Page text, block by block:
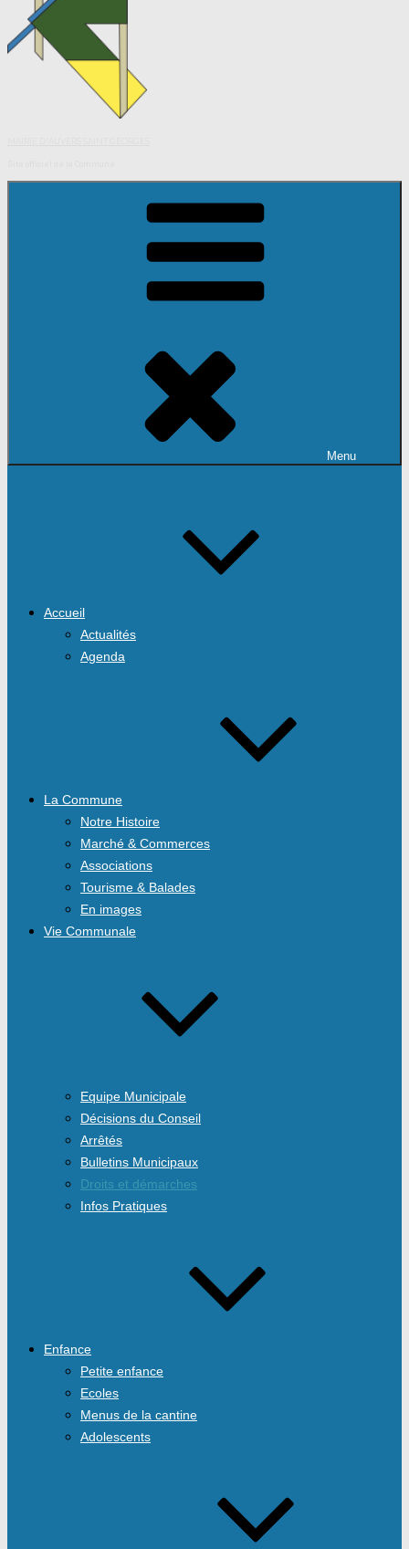
Menu
Accueil
Actualités
Agenda
La Commune
Notre Histoire
Marché & Commerces
Associations
Tourisme & Balades
En images
Vie Communale
Equipe Municipale
Décisions du Conseil
Arrêtés
Bulletins Municipaux
Droits et démarches
Infos Pratiques
Enfance
Petite enfance
Ecoles
Menus de la cantine
Adolescents